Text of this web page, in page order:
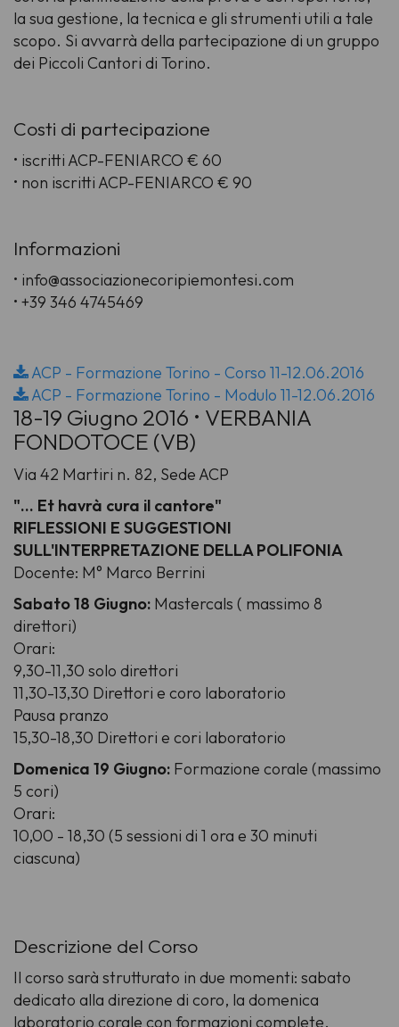
la sua gestione, la tecnica e gli strumenti utili a tale
scopo. Si avvarrà della partecipazione di un gruppo
dei Piccoli Cantori di Torino.
Costi di partecipazione
• iscritti ACP-FENIARCO € 60
• non iscritti ACP-FENIARCO € 90
Informazioni
• info@associazionecoripiemontesi.com
• +39 346 4745469
ACP - Formazione Torino - Corso 11-12.06.2016
ACP - Formazione Torino - Modulo 11-12.06.2016
18-19 Giugno 2016 • VERBANIA
FONDOTOCE (VB)
Via 42 Martiri n. 82, Sede ACP
"… Et havrà cura il cantore"
RIFLESSIONI E SUGGESTIONI
SULL'INTERPRETAZIONE DELLA POLIFONIA
Docente: M° Marco Berrini
Sabato 18 Giugno: Mastercals ( massimo 8
direttori)
Orari:
9,30-11,30 solo direttori
11,30-13,30 Direttori e coro laboratorio
Pausa pranzo
15,30-18,30 Direttori e cori laboratorio
Domenica 19 Giugno: Formazione corale (massimo
5 cori)
Orari:
10,00 - 18,30 (5 sessioni di 1 ora e 30 minuti
ciascuna)
Descrizione del Corso
Il corso sarà strutturato in due momenti: sabato
dedicato alla direzione di coro, la domenica
laboratorio corale con formazioni complete.